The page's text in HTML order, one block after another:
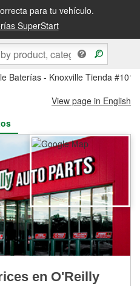
para tu vehículo.
SuperStart
o recógela en la tienda
Baterías - Knoxville Tienda #1016
View page in English
en O'Reilly